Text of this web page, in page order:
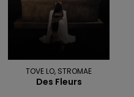
TOVE LO, STROMAE
Des Fleurs